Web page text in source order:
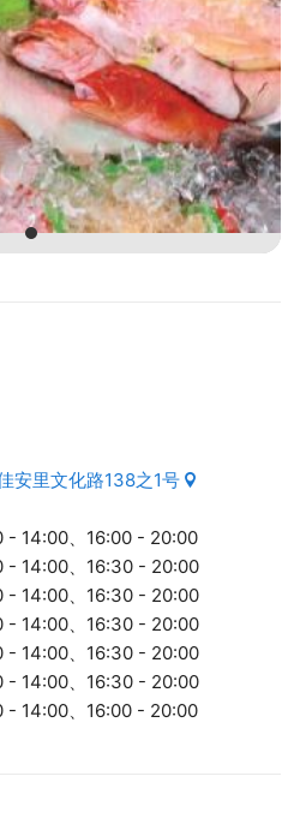
安里文化路138之1号
- 14:00、16:00 - 20:00
- 14:00、16:30 - 20:00
- 14:00、16:30 - 20:00
- 14:00、16:30 - 20:00
- 14:00、16:30 - 20:00
- 14:00、16:30 - 20:00
- 14:00、16:00 - 20:00